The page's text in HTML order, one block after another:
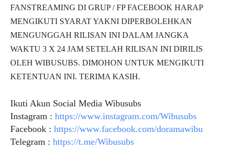
FANSTREAMING DI GRUP / FP FACEBOOK HARAP
MENGIKUTI SYARAT YAKNI DIPERBOLEHKAN
MENGUNGGAH RILISAN INI DALAM JANGKA
WAKTU 3 X 24 JAM SETELAH RILISAN INI DIRILIS
OLEH WIBUSUBS. DIMOHON UNTUK MENGIKUTI
KETENTUAN INI. TERIMA KASIH.
Ikuti Akun Social Media Wibusubs
Instagram : https://www.instagram.com/Wibusubs
Facebook : https://www.facebook.com/doramawibu
Telegram : https://t.me/Wibusubs